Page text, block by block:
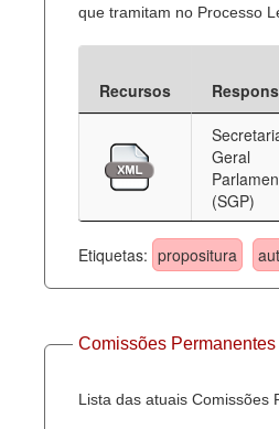
Catálogo de dados
Deputados Estaduais
Administração
Agenda
Perguntas frequentes
Contato
que tramitam no Processo
Recursos
Geral
(SGP)
Etiquetas: propositura
Comissões Permanentes
Lista das atuais Comissões